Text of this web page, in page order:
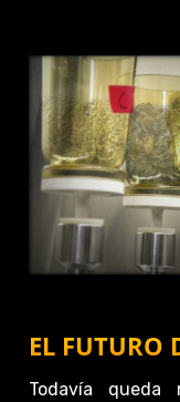
EL FUTURO
Todavía